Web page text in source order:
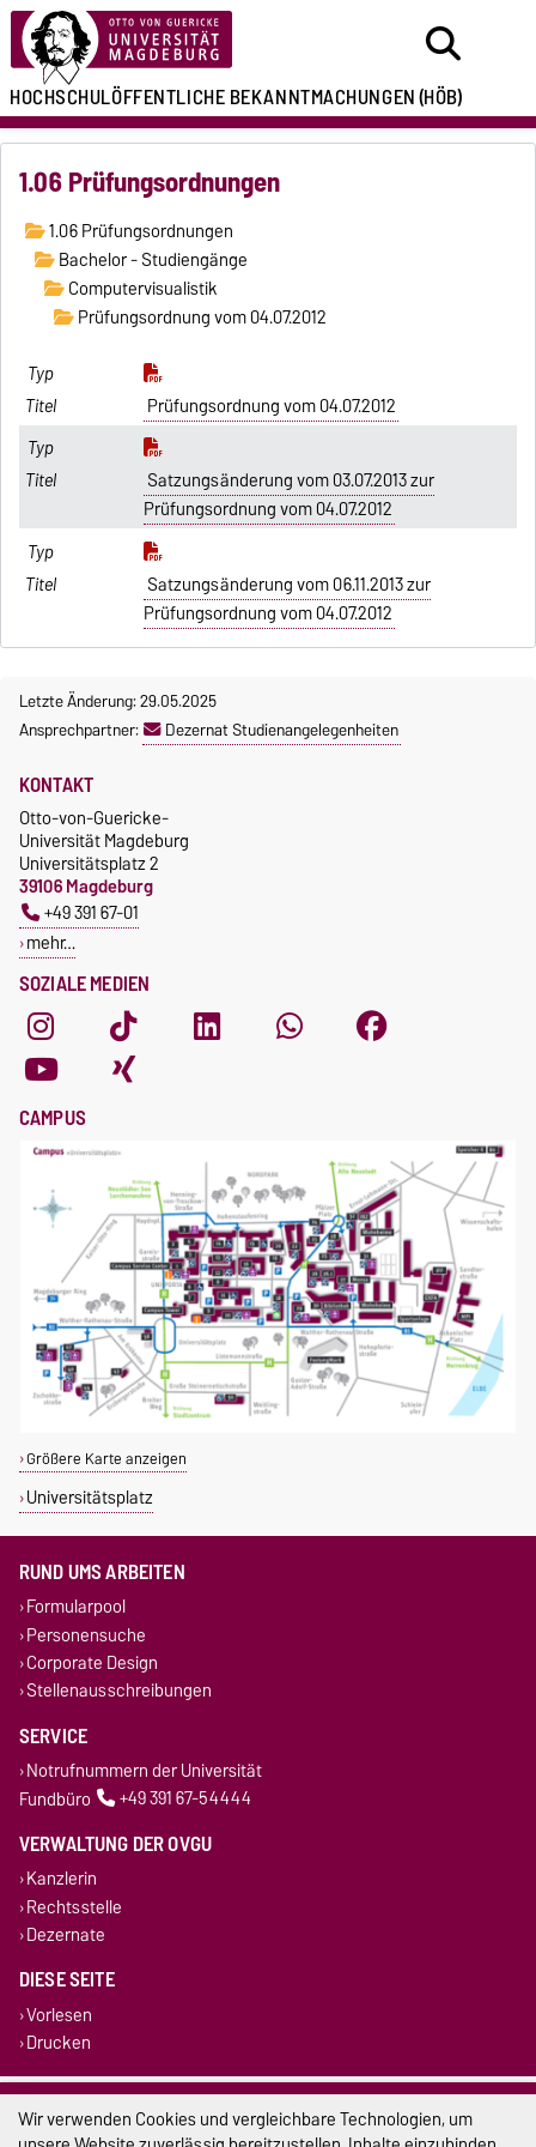
HOCHSCHULÖFFENTLICHEBEKANNTMACHUNGEN(HÖB)
1.06 Prüfungsordnungen
1.06 Prüfungsordnungen
Bachelor - Studiengänge
Computervisualistik
Prüfungsordnung vom 04.07.2012
Prüfungsordnung vom 04.07.2012
Satzungsänderung vom 03.07.2013 zur
Prüfungsordnung vom 04.07.2012
Satzungsänderung vom 06.11.2013 zur
Prüfungsordnung vom 04.07.2012
Letzte Änderung: 29.05.2025
Ansprechpartner:
Dezernat Studienangelegenheiten
SOZIALE MEDIEN
KONTAKT
Otto-von-Guericke-
Universität Magdeburg
Universitätsplatz 2
39106 Magdeburg
+49 391 67-01
mehr…
CAMPUS
Größere Karte anzeigen
Universitätsplatz
RUND UMS ARBEITEN
Formularpool
Personensuche
Corporate Design
Stellenausschreibungen
SERVICE
Notrufnummern der Universität
Fundbüro
+49 391 67-54444
VERWALTUNG DER OVGU
Kanzlerin
Rechtsstelle
Dezernate
DIESE SEITE
Vorlesen
Drucken
Impressum
Wir verwenden Cookies und vergleichbare Technologien, um